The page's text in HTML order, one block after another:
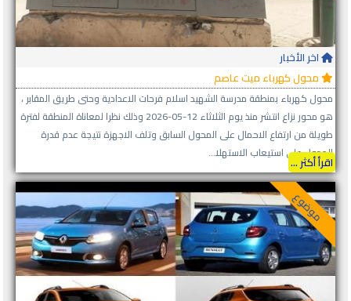
اخر الأخبار
محول كهرباء ميت عاصم
محول كهرباء بمنطقة مدرسة الشهيد اسلام فرحات الاعدادية وحتى طريق المقابر ،
هو محور نزاع انتشر منذ يوم الثلاثاء 12-05-2026 وذلك نظرا لمعاناة المنطقة لفترة
طويلة من ارتفاع الاحمال على المحول السابق وتلف الاجهزة نتيجة عدم قدرة
المحول على استيعاب الاستهلا...
اقرأ أكثر ...
موضوع